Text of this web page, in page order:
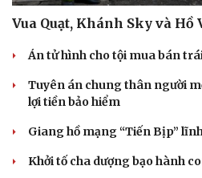
Vua Quạt, Khánh Sky và
Án tử hình cho tội mua bán
Tuyên án chung thân người
lợi tiền bảo hiểm
Giang hồ mạng “Tiến Bịp”
Khởi tố cha dượng bạo hành